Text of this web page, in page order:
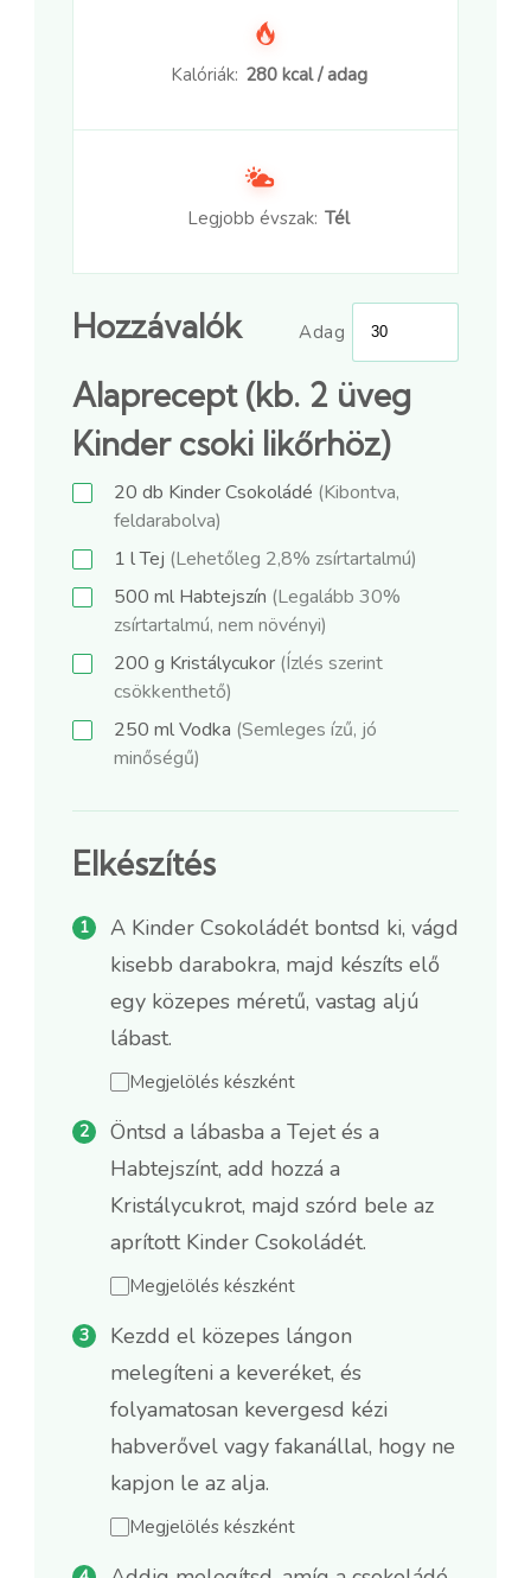
Kalóriák: 280 kcal / adag
Legjobb évszak: Tél
Hozzávalók Adag
Alaprecept (kb. 2 üveg
Kinder csoki likőrhöz)
20 db Kinder Csokoládé (Kibontva,
feldarabolva)
1 lTej (Lehetőleg 2,8% zsírtartalmú)
500 ml Habtejszín (Legalább 30%
zsírtartalmú, nem növényi)
200 g Kristálycukor (Ízlés szerint
csökkenthető)
250 mlVodka (Semleges ízű, jó
minőségű)
Elkészítés
A Kinder Csokoládét bontsd ki, vágd
kisebb darabokra, majd készíts elő
egy közepes méretű, vastag aljú
lábast.
Megjelölés készként
Öntsd a lábasba a Tejet és a
Habtejszínt, add hozzá a
Kristálycukrot, majd szórd bele az
aprított Kinder Csokoládét.
Megjelölés készként
Kezdd el közepes lángon
melegíteni a keveréket, és
folyamatosan kevergesd kézi
habverővel vagy fakanállal, hogy ne
kapjon le az alja.
Megjelölés készként